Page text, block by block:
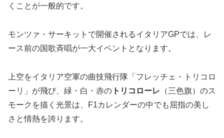
くことが一般的です。
モンツァ・サーキットで開催されるイタリアGPでは、レ
ース前の国歌斉唱が一大イベントとなります。
上空をイタリア空軍の曲技飛行隊「フレッチェ・トリコロ
ーリ」が飛び、緑・白・赤の トリコローレ （三色旗）のス
モークを描く光景は、F1カレンダーの中でも屈指の美し
さと情熱を誇ります。